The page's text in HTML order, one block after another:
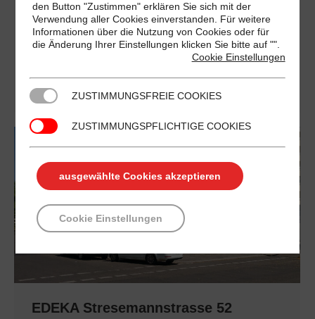
Supermärkten im Großraum Berlin und Umgebung
animierte Werbung im Kassenbereich mit
brillanter Qualität hohe Wiederholungsrate 6 Tage
Mio. Kontakte an…
EDEKA Stresemannstrasse 52
den Button "Zustimmen" erklären Sie sich mit der
Verwendung aller Cookies einverstanden. Für weitere
Informationen über die Nutzung von Cookies oder für
die Änderung Ihrer Einstellungen klicken Sie bitte auf "
Cookie Einstellungen
".
ZUSTIMMUNGSFREIE COOKIES
ZUSTIMMUNGSPFLICHTIGE COOKIES
ausgewählte Cookies akzeptieren
Cookie Einstellungen